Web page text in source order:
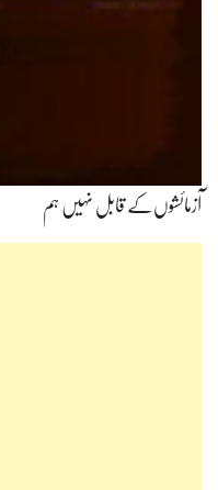
آزمائشوں‌کے قابل نہیں ہم